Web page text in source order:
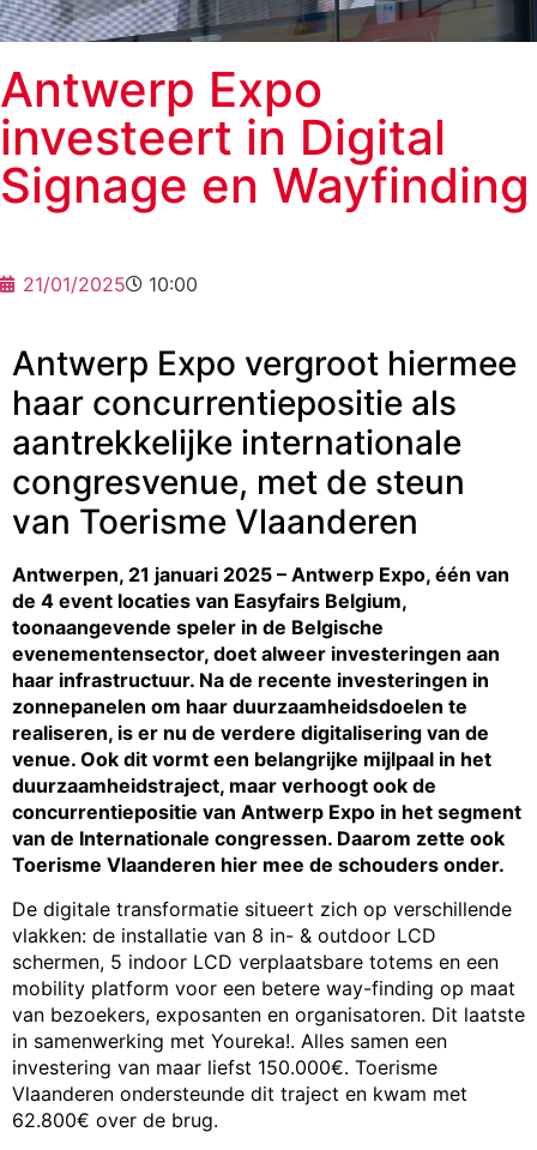
Antwerp Expo
investeert in Digital
Signage en Wayfinding
21/01/2025 10:00
Antwerp Expo vergroot hiermee
haar concurrentiepositie als
aantrekkelijke internationale
congresvenue, met de steun
van Toerisme Vlaanderen
Antwerpen, 21 januari 2025 – Antwerp Expo, één van
de 4 event locaties van Easyfairs Belgium,
toonaangevende speler in de Belgische
evenementensector, doet alweer investeringen aan
haar infrastructuur. Na de recente investeringen in
zonnepanelen om haar duurzaamheidsdoelen te
realiseren, is er nu de verdere digitalisering van de
venue. Ook dit vormt een belangrijke mijlpaal in het
duurzaamheidstraject, maar verhoogt ook de
concurrentiepositie van Antwerp Expo in het segment
van de Internationale congressen. Daarom zette ook
Toerisme Vlaanderen hier mee de schouders onder.
De digitale transformatie situeert zich op verschillende
vlakken: de installatie van 8 in- & outdoor LCD
schermen, 5 indoor LCD verplaatsbare totems en een
mobility platform voor een betere way-finding op maat
van bezoekers, exposanten en organisatoren. Dit laatste
in samenwerking met Youreka!. Alles samen een
investering van maar liefst 150.000€. Toerisme
Vlaanderen ondersteunde dit traject en kwam met
62.800€ over de brug.